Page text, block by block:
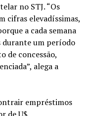
no STJ. “Os
cifras elevadíssimas,
a cada semana
durante um período
de concessão,
alega a
empréstimos